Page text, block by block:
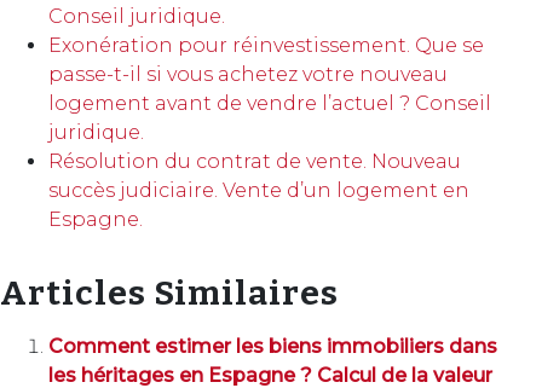
Conseil juridique.
Exonération pour réinvestissement. Que se
passe-t-il si vous achetez votre nouveau
logement avant de vendre l’actuel ? Conseil
juridique.
Résolution du contrat de vente. Nouveau
succès judiciaire. Vente d’un logement en
Espagne.
Articles Similaires
Comment estimer les biens immobiliers dans
les héritages en Espagne ? Calcul de la valeur